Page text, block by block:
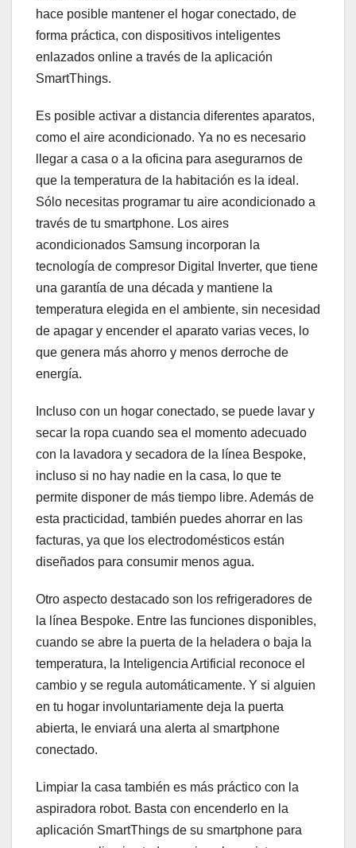
hace posible mantener el hogar conectado, de
forma práctica, con dispositivos inteligentes
enlazados online a través de la aplicación
SmartThings.
Es posible activar a distancia diferentes aparatos,
como el aire acondicionado. Ya no es necesario
llegar a casa o a la oficina para asegurarnos de
que la temperatura de la habitación es la ideal.
Sólo necesitas programar tu aire acondicionado a
través de tu smartphone. Los aires
acondicionados Samsung incorporan la
tecnología de compresor Digital Inverter, que tiene
una garantía de una década y mantiene la
temperatura elegida en el ambiente, sin necesidad
de apagar y encender el aparato varias veces, lo
que genera más ahorro y menos derroche de
energía.
Incluso con un hogar conectado, se puede lavar y
secar la ropa cuando sea el momento adecuado
con la lavadora y secadora de la línea Bespoke,
incluso si no hay nadie en la casa, lo que te
permite disponer de más tiempo libre. Además de
esta practicidad, también puedes ahorrar en las
facturas, ya que los electrodomésticos están
diseñados para consumir menos agua.
Otro aspecto destacado son los refrigeradores de
la línea Bespoke. Entre las funciones disponibles,
cuando se abre la puerta de la heladera o baja la
temperatura, la Inteligencia Artificial reconoce el
cambio y se regula automáticamente. Y si alguien
en tu hogar involuntariamente deja la puerta
abierta, le enviará una alerta al smartphone
conectado.
Limpiar la casa también es más práctico con la
aspiradora robot. Basta con encenderlo en la
aplicación SmartThings de su smartphone para